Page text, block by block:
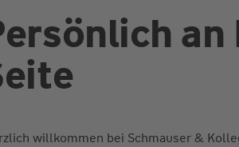
an
willkommen bei Schmauser &